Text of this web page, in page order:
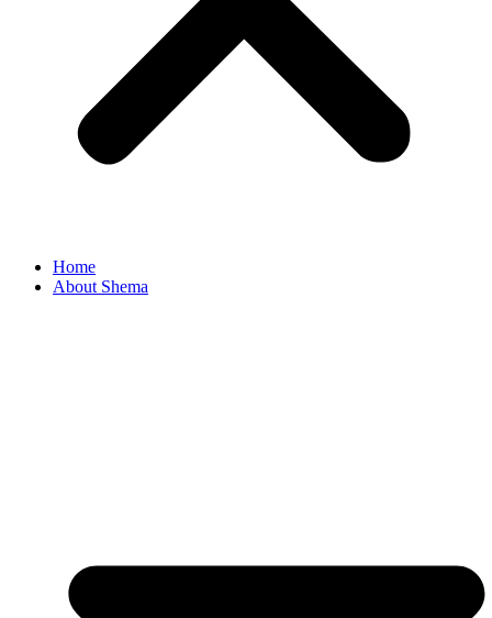
Home
About Shema